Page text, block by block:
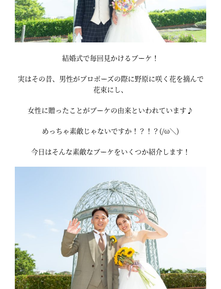
結婚式で毎回見かけるブーケ！
実はその昔、男性がプロポーズの際に野原に咲く花を摘んで
花束にし、
女性に贈ったことがブーケの由来といわれています♪
めっちゃ素敵じゃないですか！？！？(/ω＼)
今日はそんな素敵なブーケをいくつか紹介します！